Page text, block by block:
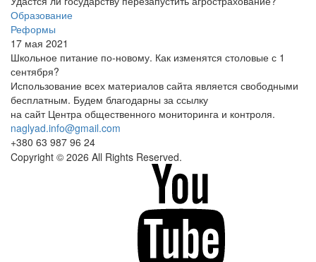
Образование
Реформы
17 мая 2021
Школьное питание по-новому. Как изменятся столовые с 1
сентября?
Использование всех материалов сайта является свободными
бесплатным. Будем благодарны за ссылку
на сайт Центра общественного мониторинга и контроля.
naglyad.info@gmail.com
+380 63 987 96 24
Copyright © 2026 All Rights Reserved.